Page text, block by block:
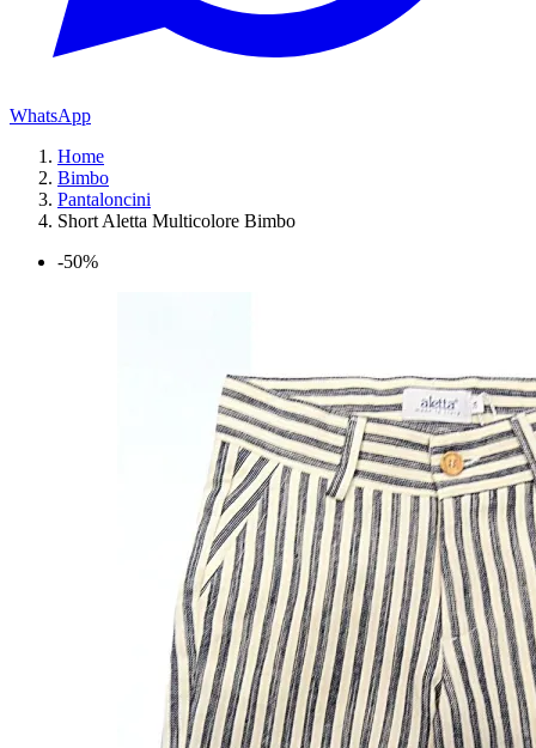
WhatsApp
Home
Bimbo
Pantaloncini
Short Aletta Multicolore Bimbo
-50%